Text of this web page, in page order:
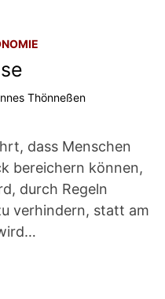
Thönneßen
dass Menschen
bereichern können,
durch Regeln
verhindern, statt am